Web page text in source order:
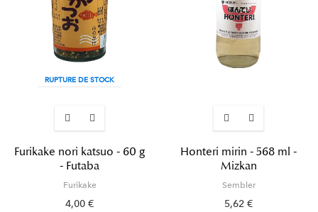
RUPTURE DE STOCK
Furikake nori katsuo - 60 g
- Futaba
Furikake
4,00 €
Honteri mirin - 568 ml -
Mizkan
Sembler
5,62 €